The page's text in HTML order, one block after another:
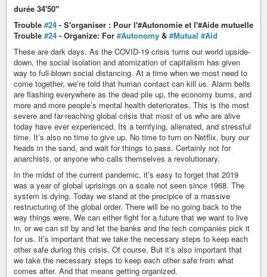
durée 34'50"
Trouble #24 - S'organiser : Pour l'#Autonomie et l'#Aide mutuelle
Trouble #24 - Organize: For #Autonomy & #Mutual #Aid
These are dark days. As the COVID-19 crisis turns our world upside-
down, the social isolation and atomization of capitalism has given
way to full-blown social distancing. At a time when we most need to
come together, we’re told that human contact can kill us. Alarm bells
are flashing everywhere as the dead pile up, the economy burns, and
more and more people’s mental health deteriorates. This is the most
severe and far-reaching global crisis that most of us who are alive
today have ever experienced. Its a terrifying, alienated, and stressful
time. It’s also no time to give up. No time to turn on Netflix, bury our
heads in the sand, and wait for things to pass. Certainly not for
anarchists, or anyone who calls themselves a revolutionary.
In the midst of the current pandemic, it’s easy to forget that 2019
was a year of global uprisings on a scale not seen since 1968. The
system is dying. Today we stand at the precipice of a massive
restructuring of the global order. There will be no going back to the
way things were. We can either fight for a future that we want to live
in, or we can sit by and let the banks and the tech companies pick it
for us. It’s important that we take the necessary steps to keep each
other safe during this crisis. Of course. But it’s also important that
we take the necessary steps to keep each other safe from what
comes after. And that means getting organized.